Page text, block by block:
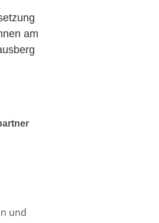
am
und